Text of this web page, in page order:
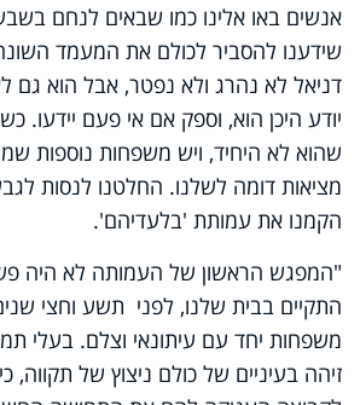
אנשים באו אלינו כמו שבאים לנחם
שידענו להסביר לכולם את המעמד השונה
דניאל לא נהרג ולא נפטר, אבל הוא גם
יודע היכן הוא, וספק אם אי פעם יידעו.
שהוא לא היחיד, ויש משפחות נוספות
מציאות דומה לשלנו. החלטנו לנסות
הקמנו את עמותת 'בלעדיהם'.
"המפגש הראשון של העמותה לא היה
התקיים בבית שלנו, לפני תשע וחצי
משפחות יחד עם עיתונאי וצלם. בעלי
זיהה בעיניים של כולם ניצוץ של תקווה,